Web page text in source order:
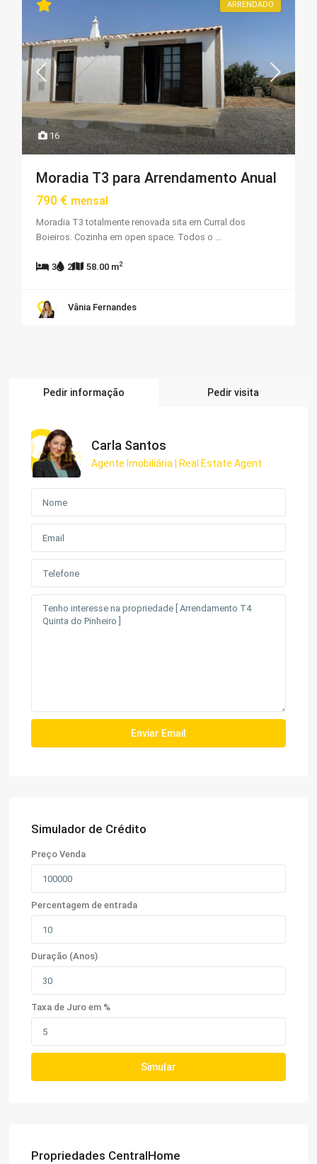
16
ARRENDADO
Moradia T3 para Arrendamento Anual
790 € mensal
Moradia T3 totalmente renovada sita em Curral dos
Boieiros. Cozinha em open space. Todos o ...
3 2 58.00 m2
Vânia Fernandes
Pedir informação Pedir visita
Carla Santos
Agente Imobiliária | Real Estate Agent
Simulador de Crédito
Preço Venda
Percentagem de entrada
Duração (Anos)
Taxa de Juro em %
Simular
Propriedades CentralHome